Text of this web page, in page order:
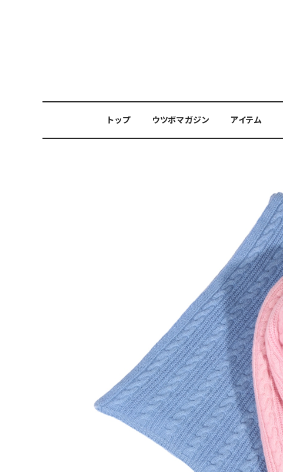
トップ ウツボマガジン アイテム